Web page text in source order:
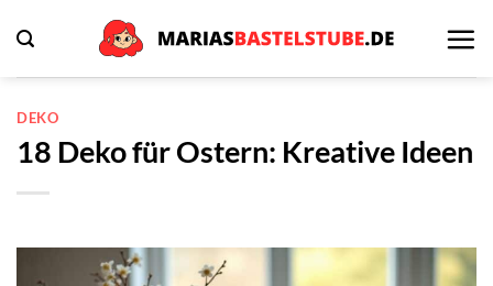
Inhalt
springen
DEKO
18 Deko für Ostern: Kreative Ideen